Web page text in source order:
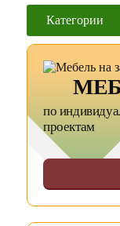
Категории
по
проектам